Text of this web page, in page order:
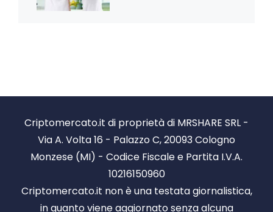
Criptomercato.it di proprietà di MRSHARE SRL -
Via A. Volta 16 - Palazzo C, 20093 Cologno
Monzese (MI) - Codice Fiscale e Partita I.V.A.
10216150960
Criptomercato.it non è una testata giornalistica,
in quanto viene aggiornato senza alcuna